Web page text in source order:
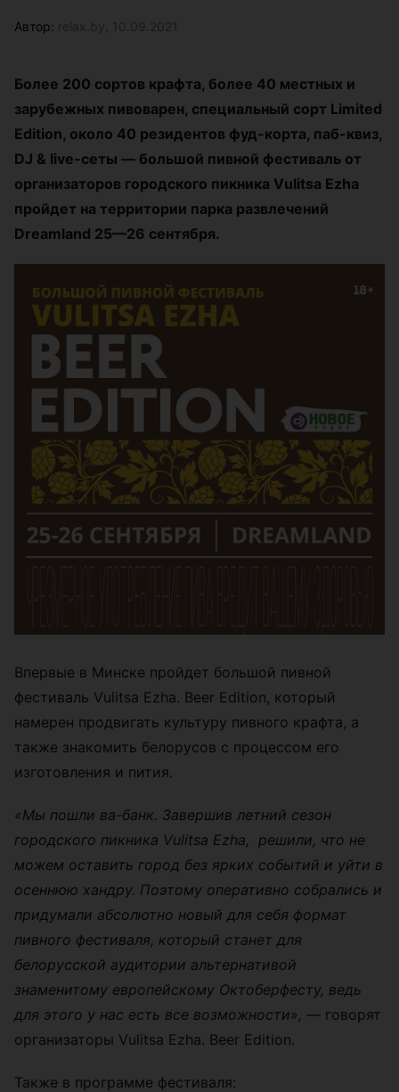
Автор:
Более 200 сортов крафта, более 40 местных и
зарубежных пивоварен, специальный сорт Limited
Edition, около 40 резидентов фуд-корта, паб-квиз,
DJ & live-сеты — большой пивной фестиваль от
организаторов городского пикника Vulitsa Ezha
пройдет на территории парка развлечений
Dreamland 25—26 сентября.
Впервые в Минске пройдет большой пивной
фестиваль Vulitsa Ezha. Beer Edition, который
намерен продвигать культуру пивного крафта, а
также знакомить белорусов с процессом его
изготовления и пития.
«Мы пошли ва-банк. Завершив летний сезон
городского пикника Vulitsa Ezha, решили, что не
можем оставить город без ярких событий и уйти в
осеннюю хандру. Поэтому оперативно собрались и
придумали абсолютно новый для себя формат
пивного фестиваля, который станет для
белорусской аудитории альтернативой
знаменитому европейскому Октоберфесту, ведь
для этого у нас есть все возможности», — говорят
организаторы Vulitsa Ezha. Beer Edition.
Также в программе фестиваля: